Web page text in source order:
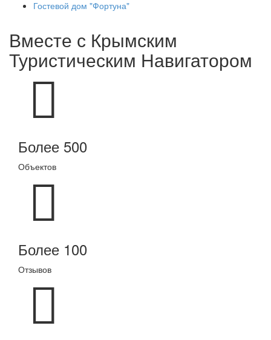
Гостевой дом "Фортуна"
Вместе с Крымским
Туристическим Навигатором
Более 500
Объектов
Более 100
Отзывов